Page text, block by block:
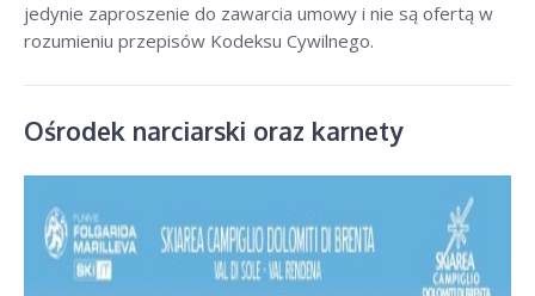
jedynie zaproszenie do zawarcia umowy i nie są ofertą w
rozumieniu przepisów Kodeksu Cywilnego.
Ośrodek narciarski oraz karnety